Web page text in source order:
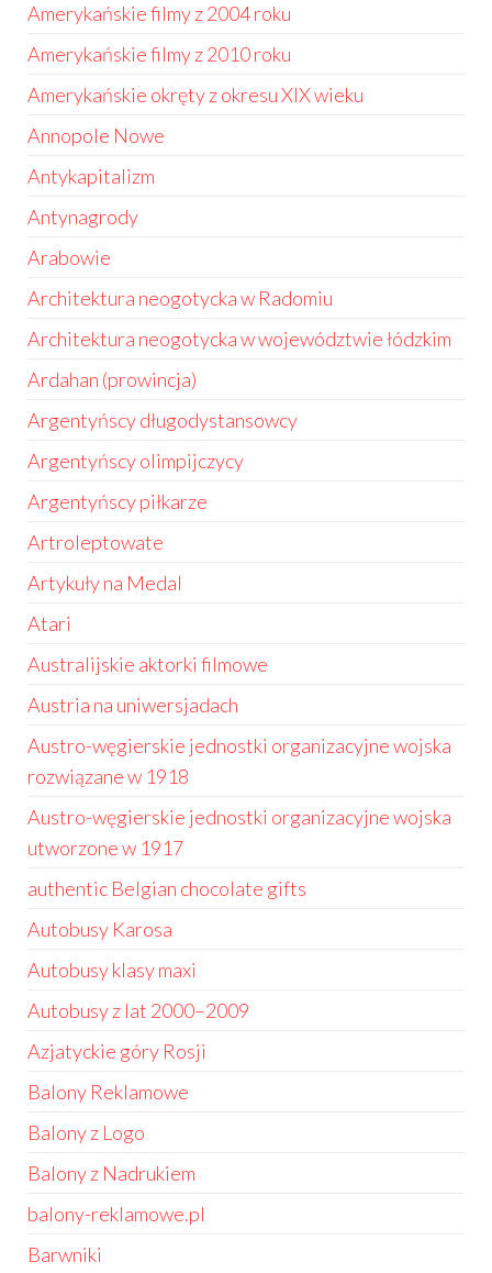
Amerykańskie filmy z 2004 roku
Amerykańskie filmy z 2010 roku
Amerykańskie okręty z okresu XIX wieku
Annopole Nowe
Antykapitalizm
Antynagrody
Arabowie
Architektura neogotycka w Radomiu
Architektura neogotycka w województwie łódzkim
Ardahan (prowincja)
Argentyńscy długodystansowcy
Argentyńscy olimpijczycy
Argentyńscy piłkarze
Artroleptowate
Artykuły na Medal
Atari
Australijskie aktorki filmowe
Austria na uniwersjadach
Austro-węgierskie jednostki organizacyjne wojska
rozwiązane w 1918
Austro-węgierskie jednostki organizacyjne wojska
utworzone w 1917
authentic Belgian chocolate gifts
Autobusy Karosa
Autobusy klasy maxi
Autobusy z lat 2000–2009
Azjatyckie góry Rosji
Balony Reklamowe
Balony z Logo
Balony z Nadrukiem
balony-reklamowe.pl
Barwniki